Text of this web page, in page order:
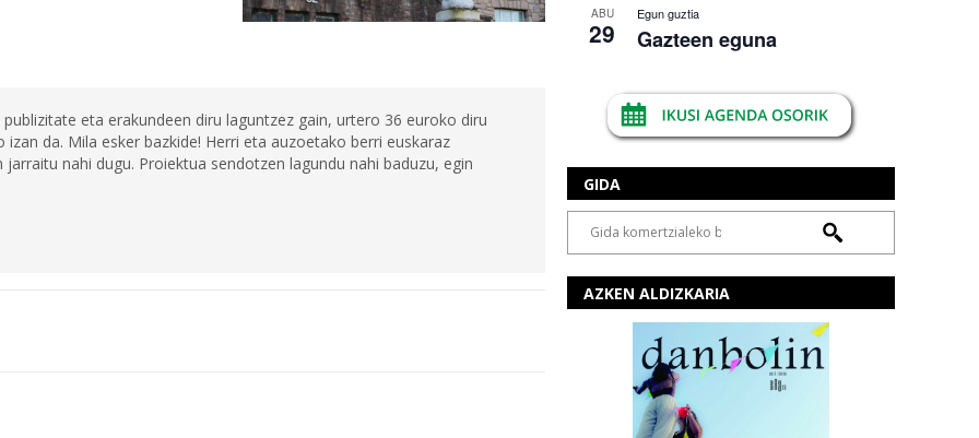
eta erakundeen diru laguntzez gain, urtero 36 euroko diru
da. Mila esker bazkide! Herri eta auzoetako berri euskaraz
nahi dugu. Proiektua sendotzen lagundu nahi baduzu, egin
ABU
29
Egun guztia
Gazteen eguna
GIDA
AZKEN ALDIZKARIA